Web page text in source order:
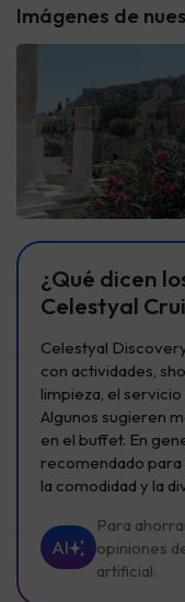
Imágenes de
¿Qué dicen
Celestyal
Celestyal
con actividades,
limpieza, el
Algunos sugieren
en el buffet. En
recomendado para
la comodidad y la
AI
Para
opiniones
artificial.